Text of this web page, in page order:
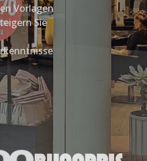
Vorlagen
Sie